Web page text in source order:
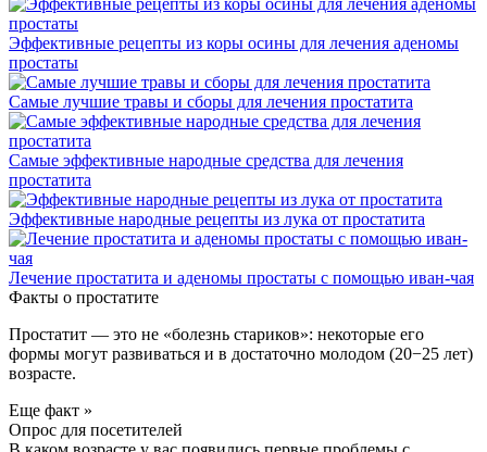
Эффективные рецепты из коры осины для лечения аденомы
простаты
Самые лучшие травы и сборы для лечения простатита
Самые эффективные народные средства для лечения
простатита
Эффективные народные рецепты из лука от простатита
Лечение простатита и аденомы простаты с помощью иван-чая
Факты о простатите
Простатит — это не «болезнь стариков»: некоторые его
формы могут развиваться и в достаточно молодом (20−25 лет)
возрасте.
Еще факт »
Опрос для посетителей